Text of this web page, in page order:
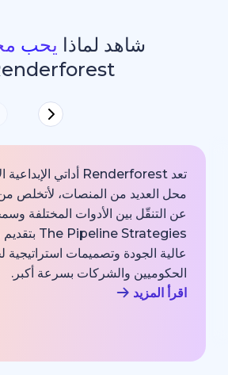
شاهد لماذايحب مجتمعنا
Renderforest
تعد Renderforest أداتي الإبداعية الأولى. لقد حلّت
من المنصات، لأتخلص من الإرهاق الناتج
بين الأدوات المختلفة وسمحت لشركتي
The Pipeline Strategies بتقديم مقاطع فيديو
وتصميمات استراتيجية لجميع العملاء
والشركات بسرعة أكبر.